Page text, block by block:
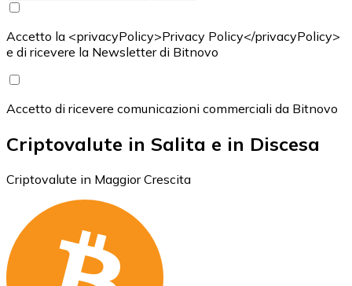
Accetto la <privacyPolicy>Privacy Policy</privacyPolicy>
e di ricevere la Newsletter di Bitnovo
Accetto di ricevere comunicazioni commerciali da Bitnovo
Criptovalute in Salita e in Discesa
Criptovalute in Maggior Crescita